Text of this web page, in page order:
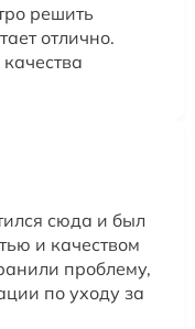
решить
отлично.
сюда и был
и качеством
проблему,
по уходу за